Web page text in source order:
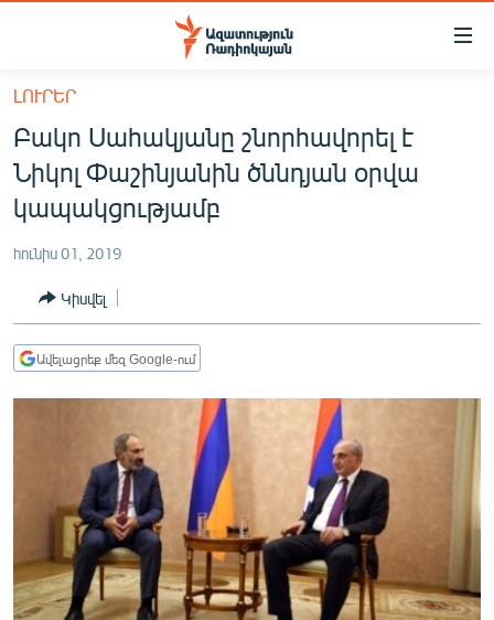
Մատչելիության
հիմնական
բովանդակությանը
Անցնել
հիմնական
մենյուին
ՀԱՅԱՍՏԱՆ
ՔԱՂԱՔԱԿԱՆ
ՀԱՍԱՐԱԿՈՒԹՅՈՒՆ
ՏՆՏԵՍՈՒԹՅՈՒՆ
ՂԱՐԱԲԱՂ
ՊԱՏԵՐԱԶՄԻ 6 ՇԱԲԱԹՆԵՐԸ
ՏԱՐԱԾԱՇՐՋԱՆ
ՄԻՋԱԶԳԱՅԻՆ
ՄՇԱԿՈՒՅԹ
ՍՊՈՐՏ
ԼՈՒՐԵՐ
Բակո Սահակյանը շնորհավորել է
Նիկոլ Փաշինյանին ծննդյան օրվա
կապակցությամբ
հունիս 01, 2019
Կիսվել
Ավելացրեք մեզ Google-ում